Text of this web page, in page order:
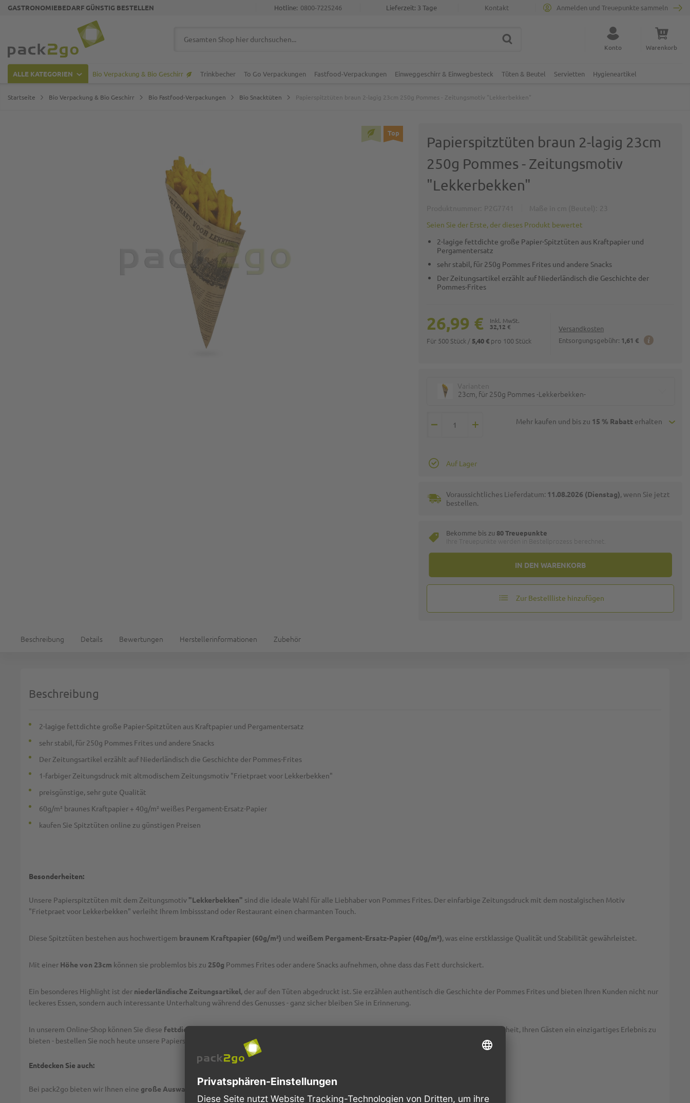
GASTRONOMIEBEDARF GÜNSTIG BESTELLEN Kontakt
Lieferzeit: 3 Tage
Hotline: 0800-7225246 Anmelden und Treuepunkte sammeln
Suche schließen
SUCHE Konto Warenkorb
ALLE KATEGORIEN Bio Verpackung & Bio Geschirr Trinkbecher To Go Verpackungen Fastfood-Verpackungen Einweggeschirr & Einwegbesteck Tüten & Beutel Servietten Hygieneartikel
Startseite Bio Verpackung & Bio Geschirr Bio Fastfood-Verpackungen Bio Snacktüten Papierspitztüten braun 2-lagig 23cm 250g Pommes - Zeitungsmotiv "Lekkerbekken"
Top
Papierspitztüten braun 2-lagig 23cm
250g Pommes - Zeitungsmotiv
"Lekkerbekken"
Seien Sie der Erste, der dieses Produkt bewertet
2-lagige fettdichte große Papier-Spitztüten aus Kraftpapier und
Pergamentersatz
sehr stabil, für 250g Pommes Frites und andere Snacks
Der Zeitungsartikel erzählt auf Niederländisch die Geschichte der
Pommes-Frites
Versandkosten
Entsorgungsgebühr: 1,61 €
32,12 €
26,99 €
Für 500 Stück / 5,40 € pro 100 Stück
23cm, für 250g Pommes -Lekkerbekken-
Mehr kaufen und bis zu 15 % Rabatterhalten
IN DEN WARENKORB
Auf Lager
Voraussichtliches Lieferdatum: 11.08.2026 (Dienstag), wenn Sie jetzt
bestellen.
Bekomme bis zu 80 Treuepunkte
Zur Bestellliste hinzufügen
Beschreibung Details Bewertungen Herstellerinformationen Zubehör
Beschreibung
2-lagige fettdichte große Papier-Spitztüten aus Kraftpapier und Pergamentersatz
sehr stabil, für 250g Pommes Frites und andere Snacks
Der Zeitungsartikel erzählt auf Niederländisch die Geschichte der Pommes-Frites
1-farbiger Zeitungsdruck mit altmodischem Zeitungsmotiv "Frietpraet voor Lekkerbekken"
preisgünstige, sehr gute Qualität
60g/m² braunes Kraftpapier + 40g/m² weißes Pergament-Ersatz-Papier
kaufen Sie Spitztüten online zu günstigen Preisen
Besonderheiten:
Unsere Papierspitztüten mit dem Zeitungsmotiv "Lekkerbekken" sind die ideale Wahl für alle Liebhaber von Pommes Frites. Der einfarbige Zeitungsdruck mit dem nostalgischen Motiv
"Frietpraet voor Lekkerbekken" verleiht Ihrem Imbissstand oder Restaurant einen charmanten Touch.
Diese Spitztüten bestehen aus hochwertigem braunem Kraftpapier (60g/m²) und weißem Pergament-Ersatz-Papier (40g/m²), was eine erstklassige Qualität und Stabilität gewährleistet.
Mit einer Höhe von 23cm können sie problemlos bis zu 250g Pommes Frites oder andere Snacks aufnehmen, ohne dass das Fett durchsickert.
Ein besonderes Highlight ist der niederländische Zeitungsartikel, der auf den Tüten abgedruckt ist. Sie erzählen authentisch die Geschichte der Pommes Frites und bieten Ihren Kunden nicht nur
leckeres Essen, sondern auch interessante Unterhaltung während des Genusses - ganz sicher bleiben Sie in Erinnerung.
In unserem Online-Shop können Sie diese fettdichten Papier-Spitztütenbequem und zu günstigen Preisen kaufen. Verpassen Sie nicht die Gelegenheit, Ihren Gästen ein einzigartiges Erlebnis zu
bieten - bestellen Sie noch heute unsere Papierspitztüten "Lekkerbekken" mit Zeitungsmotiv!
Entdecken Sie auch:
Bei pack2go bieten wir Ihnen eine große Auswahl an Papierspitztüten für leckere Pommes und andere leckere Snacks wie gebrannte Nüsse.